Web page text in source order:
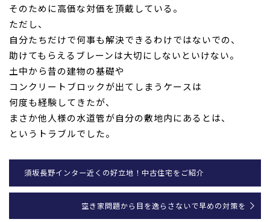
そのために高価な対価を頂戴している。
ただし、
自分たちだけで何事も解決できるわけではないでの、
助けてもらえるブレーンは大切にしないといけない。
土中から昔の建物の基礎や
コンクリートブロックが出てしまうケースは
何度も経験してきたが、
まさか他人様の水道管が自分の敷地内にあるとは、
というトラブルでした。
須坂長野インター近くの好立地！中古住宅をご紹介
空き家問題から目を逸らさないで早めの対策を